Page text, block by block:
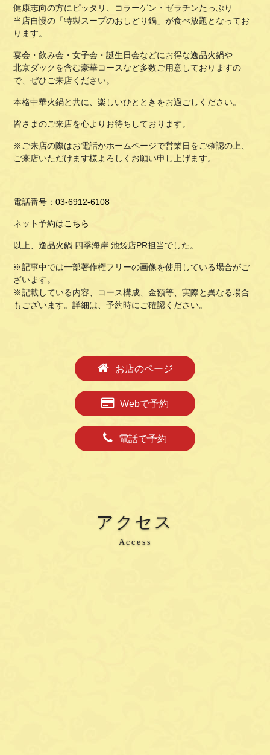
健康志向の方にピッタリ、コラーゲン・ゼラチンたっぷり
当店自慢の「特製スープのおしどり鍋」が食べ放題となってお
ります。
宴会・飲み会・女子会・誕生日会などにお得な逸品火鍋や
北京ダックを含む豪華コースなど多数ご用意しておりますの
で、ぜひご来店ください。
本格中華火鍋と共に、楽しいひとときをお過ごしください。
皆さまのご来店を心よりお待ちしております。
※ご来店の際はお電話かホームページで営業日をご確認の上、
ご来店いただけます様よろしくお願い申し上げます。
電話番号：03-6912-6108
ネット予約はこちら
以上、逸品火鍋 四季海岸 池袋店PR担当でした。
※記事中では一部著作権フリーの画像を使用している場合がご
ざいます。
※記載している内容、コース構成、金額等、実際と異なる場合
もございます。詳細は、予約時にご確認ください。
お店のページ
Webで予約
電話で予約
アクセス
Access